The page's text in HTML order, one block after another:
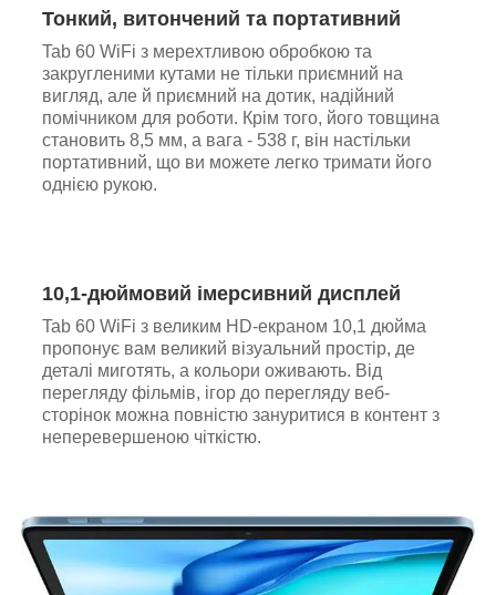
Тонкий, витончений та портативний
Tab 60 WiFi з мерехтливою обробкою та
закругленими кутами не тільки приємний на
вигляд, але й приємний на дотик, надійний
помічником для роботи. Крім того, його товщина
становить 8,5 мм, а вага - 538 г, він настільки
портативний, що ви можете легко тримати його
однією рукою.
10,1-дюймовий імерсивний дисплей
Tab 60 WiFi з великим HD-екраном 10,1 дюйма
пропонує вам великий візуальний простір, де
деталі миготять, а кольори оживають. Від
перегляду фільмів, ігор до перегляду веб-
сторінок можна повністю зануритися в контент з
неперевершеною чіткістю.